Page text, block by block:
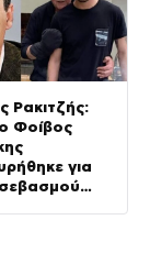
Ρακιτζής:
Φοίβος
για